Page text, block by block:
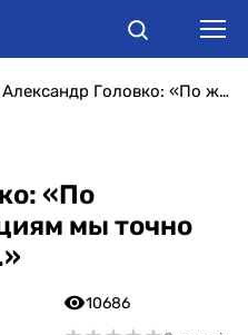
Александр Головко: «По желанию, по эмоциям мы точно наиграли на гол...»
«По
мы точно
10686